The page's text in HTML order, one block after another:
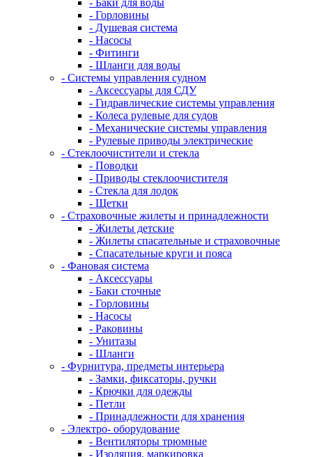
- Горловины
- Душевая система
- Насосы
- Фитинги
- Шланги для воды
- Системы управления судном
- Аксессуары для СДУ
- Гидравлические системы управления
- Колеса рулевые для судов
- Механические системы управления
- Рулевые приводы электрические
- Стеклоочистители и стекла
- Поводки
- Приводы стеклоочистителя
- Стекла для лодок
- Щетки
- Страховочные жилеты и принадлежности
- Жилеты детские
- Жилеты спасательные и страховочные
- Спасательные круги и пояса
- Фановая система
- Аксессуары
- Баки сточные
- Горловины
- Насосы
- Раковины
- Унитазы
- Шланги
- Фурнитура, предметы интерьера
- Замки, фиксаторы, ручки
- Крючки для одежды
- Петли
- Принадлежности для хранения
- Электро- оборудование
- Вентиляторы трюмные
- Изоляция, маркировка